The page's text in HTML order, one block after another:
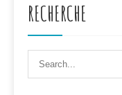
RECHERCHE